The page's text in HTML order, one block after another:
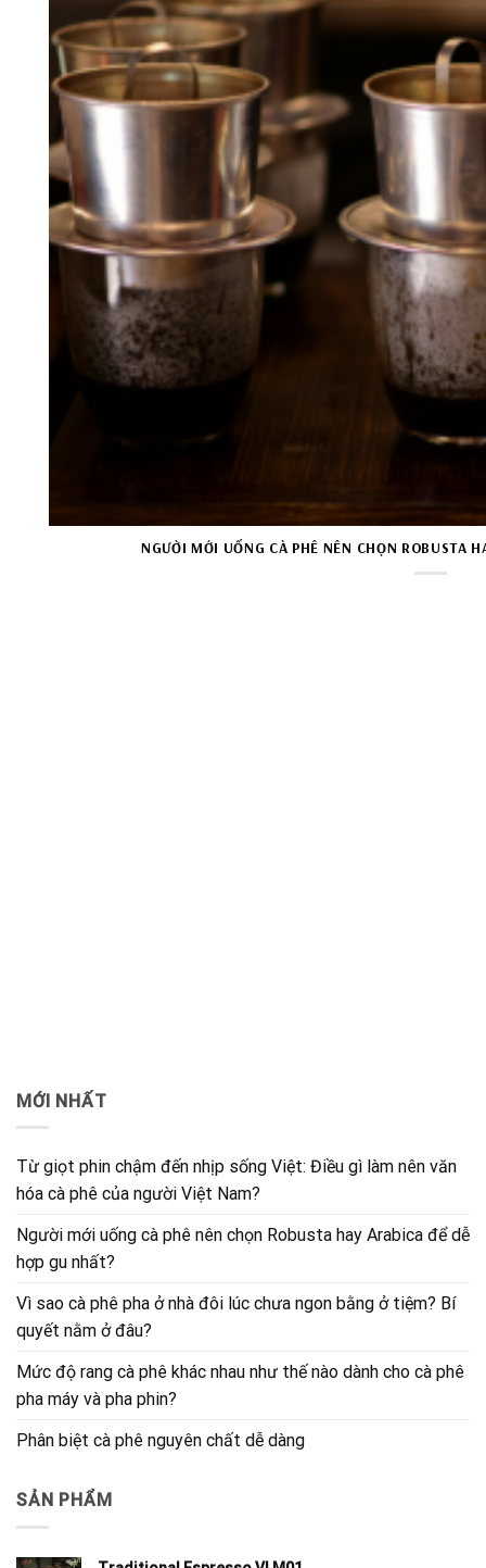
NGƯỜI MỚI UỐNG CÀ PHÊ NÊN CHỌN ROBUSTA
MỚI NHẤT
Từ giọt phin chậm đến nhịp sống Việt: Điều gì làm nên văn
hóa cà phê của người Việt Nam?
Người mới uống cà phê nên chọn Robusta hay Arabica để dễ
hợp gu nhất?
Vì sao cà phê pha ở nhà đôi lúc chưa ngon bằng ở tiệm? Bí
quyết nằm ở đâu?
Mức độ rang cà phê khác nhau như thế nào dành cho cà phê
pha máy và pha phin?
Phân biệt cà phê nguyên chất dễ dàng
SẢN PHẨM